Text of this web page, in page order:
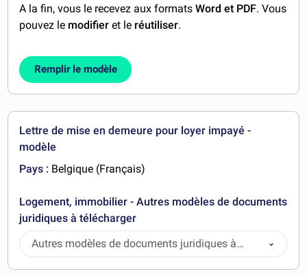
A la fin, vous le recevez aux formatsWord et PDF. Vous
pouvez le modifier et le réutiliser.
Remplir le modèle
Lettre de mise en demeure pour loyer impayé -
modèle
Pays : Belgique (Français)
Logement, immobilier - Autres modèles de documents
juridiques à télécharger
Autres modèles de documents juridiques à
télécharger